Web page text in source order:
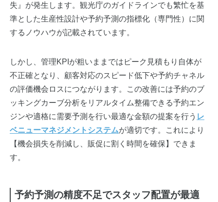
失』が発生します。観光庁のガイドラインでも繁忙を基
準とした生産性設計や予約予測の指標化（専門性）に関
するノウハウが記載されています。
しかし、管理KPIが粗いままではピーク見積もり自体が
不正確となり、顧客対応のスピード低下や予約チャネル
の評価機会ロスにつながります。この改善には予約のブ
ッキングカーブ分析をリアルタイム整備できる予約エン
ジンや適格に需要予測を行い最適な金額の提案を行う レ
ベニューマネジメントシステムが適切です。これにより
【機会損失を削減し、販促に割く時間を確保】できま
す。
予約予測の精度不足でスタッフ配置が最適